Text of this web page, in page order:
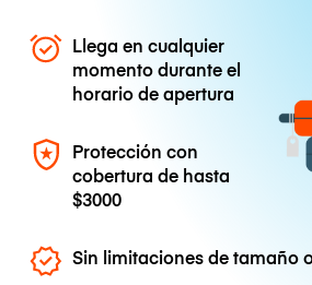
Llega en cualquier
momento durante el
horario de apertura
Protección con
cobertura de hasta
$3000
Sin limitaciones de tamaño